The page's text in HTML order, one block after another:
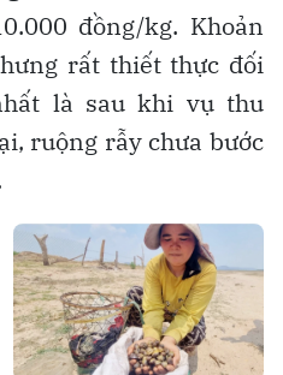
đồng/kg. Khoản
rất thiết thực đối
là sau khi vụ thu
ruộng rẫy chưa bước